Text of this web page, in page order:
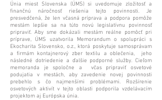
Únia miest Slovenska (ÚMS) si uvedomuje zložitosť a
finančnú náročnosť riešenia tejto povinnosti. Je
presvedčená, že len včasná príprava a podpora pomôže
mestám lepšie sa na túto novú legislatívnu povinnosť
pripraviť. Aby sme dokázali mestám reálne pomôcť pri
príprave, ÚMS uzatvorila Memorandum o spolupráci s
Ekocharita Slovensko, o.z., ktorá poskytuje samosprávam
a firmám kontajnerový zber textilu a oblečenia, jeho
následné dotriedenie a ďalšie podporné služby. Cieľom
memoranda je spoločne a včas pripraviť osvetové
podujatia v mestách, aby zavedenie novej povinnosti
prebehlo s čo najmenšími problémami. Rozšírenie
osvetových aktivít v tejto oblasti podporila vzdelávacím
projektom aj Európska únia.